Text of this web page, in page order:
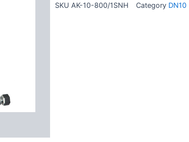
SKU AK-10-800/1SNH Category DN10